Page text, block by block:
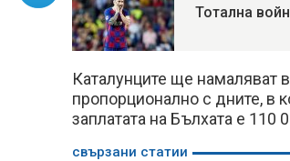
Тотална
Каталунците ще намаляват
пропорционално с дните, в
заплатата на Бълхата е 110
свързани статии